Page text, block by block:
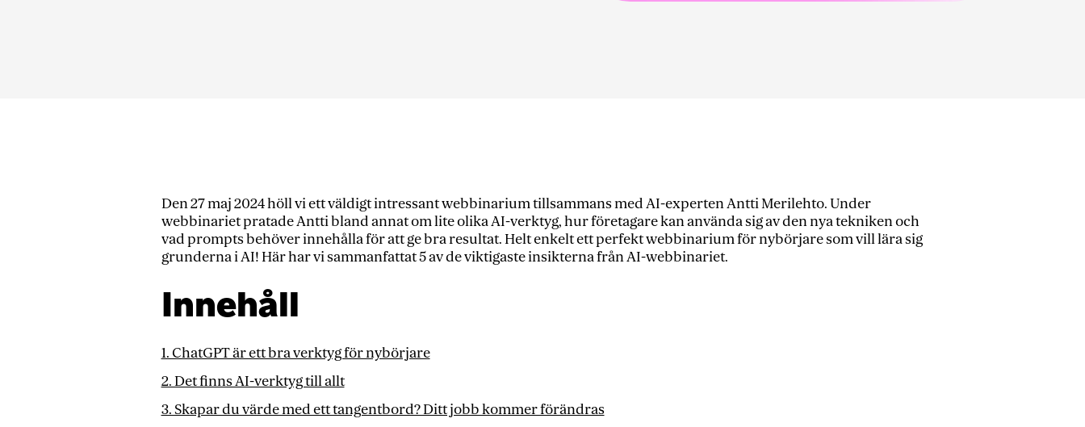
Den 27 maj 2024 höll vi ett väldigt intressant webbinarium tillsammans med AI-experten Antti Merilehto. Under
webbinariet pratade Antti bland annat om lite olika AI-verktyg, hur företagare kan använda sig av den nya tekniken och
vad prompts behöver innehålla för att ge bra resultat. Helt enkelt ett perfekt webbinarium för nybörjare som vill lära sig
grunderna i AI! Här har vi sammanfattat 5 av de viktigaste insikterna från AI-webbinariet.
Innehåll
1. ChatGPT är ett bra verktyg för nybörjare
2. Det finns AI-verktyg till allt
3. Skapar du värde med ett tangentbord? Ditt jobb kommer förändras